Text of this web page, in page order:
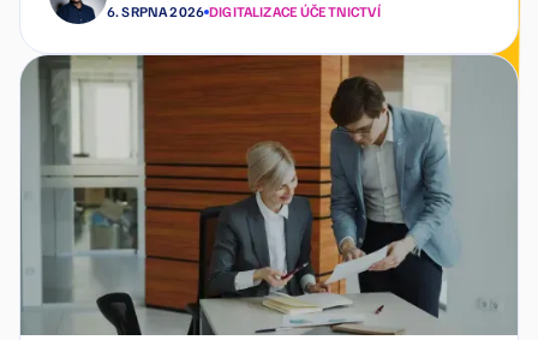
6. SRPNA 2026 DIGITALIZACE ÚČETNICTVÍ